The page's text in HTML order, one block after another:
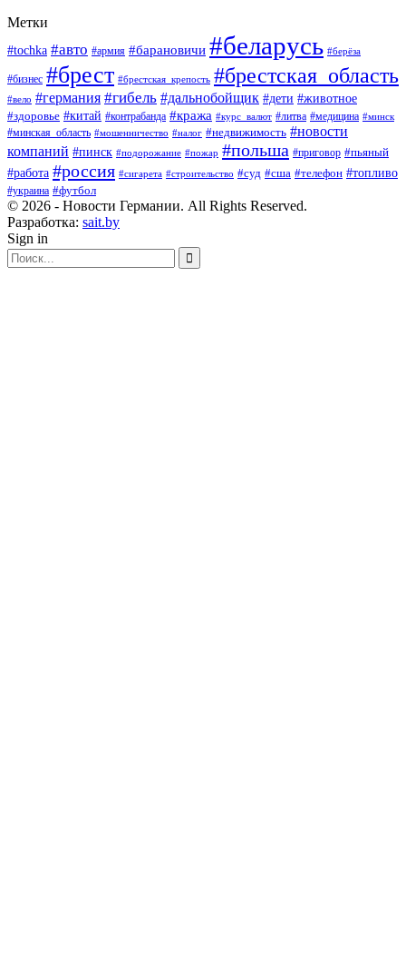
Метки
#tochka #авто #армия #барановичи #беларусь #берёза
#бизнес #брест #брестская_крепость #брестская_область
#вело #германия #гибель #дальнобойщик #дети #животное
#здоровье #китай #контрабанда #кража #курс_валют #литва #медицина #минск
#минская_область #мошенничество #налог #недвижимость #новости
компаний #пинск #подорожание #пожар #польша #приговор #пьяный
#работа #россия #сигарета #строительство #суд #сша #телефон #топливо
#украина #футбол
© 2026 - Новости Германии. All Rights Reserved.
Разработка: sait.by
Sign in